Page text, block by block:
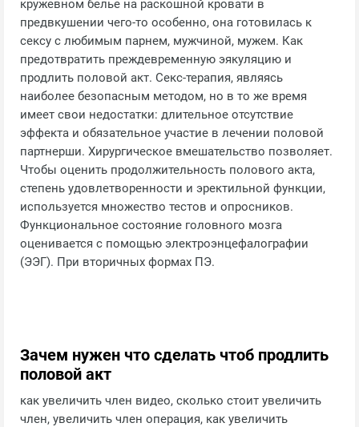
кружевном белье на раскошной кровати в
предвкушении чего-то особенно, она готовилась к
сексу с любимым парнем, мужчиной, мужем. Как
предотвратить преждевременную эякуляцию и
продлить половой акт. Секс-терапия, являясь
наиболее безопасным методом, но в то же время
имеет свои недостатки: длительное отсутствие
эффекта и обязательное участие в лечении половой
партнерши. Хирургическое вмешательство позволяет.
Чтобы оценить продолжительность полового акта,
степень удовлетворенности и эректильной функции,
используется множество тестов и опросников.
Функциональное состояние головного мозга
оценивается с помощью электроэнцефалографии
(ЭЭГ). При вторичных формах ПЭ.
Зачем нужен что сделать чтоб продлить
половой акт
как увеличить член видео, сколько стоит увеличить
член, увеличить член операция, как увеличить